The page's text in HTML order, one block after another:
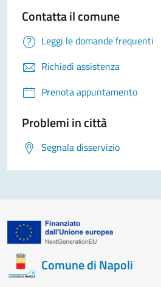
Contatta il comune
Leggi le domande frequenti
Richiedi assistenza
Prenota appuntamento
Problemi in città
Segnala disservizio
Comune di Napoli